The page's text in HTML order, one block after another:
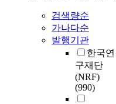
검색량순
가나다순
발행기관
한국연
구재단
(NRF)
(990)